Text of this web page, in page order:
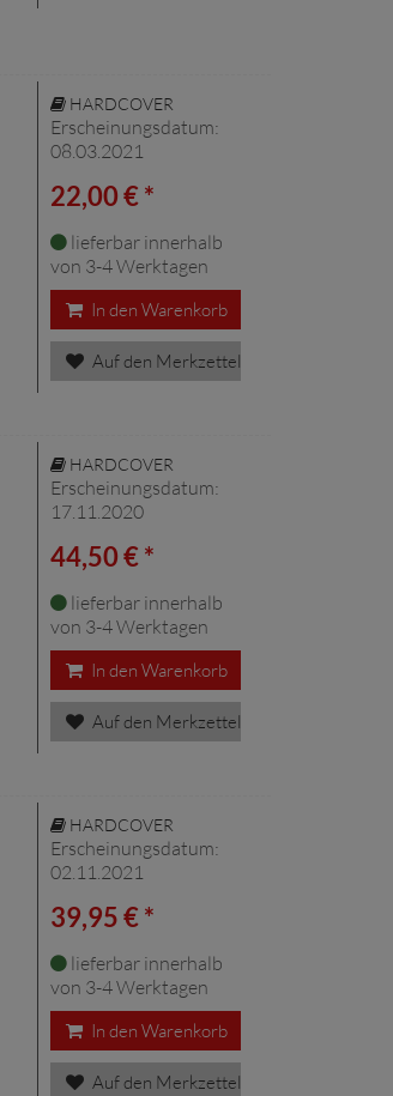
HARDCOVER
Erscheinungsdatum:
08.03.2021
22,00 € *
lieferbar innerhalb
von 3-4 Werktagen
In den Warenkorb
Auf den Merkzettel
HARDCOVER
Erscheinungsdatum:
17.11.2020
44,50 € *
lieferbar innerhalb
von 3-4 Werktagen
In den Warenkorb
Auf den Merkzettel
HARDCOVER
Erscheinungsdatum:
02.11.2021
39,95 € *
lieferbar innerhalb
von 3-4 Werktagen
In den Warenkorb
Auf den Merkzettel